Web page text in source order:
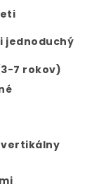
jednoduchý
7 rokov)
vertikálny